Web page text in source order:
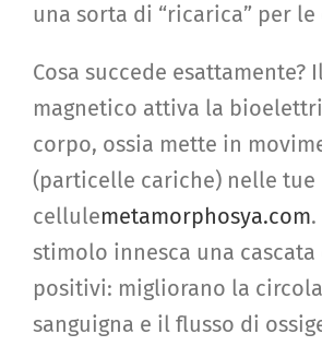
una sorta di “ricarica” per
Cosa succede esattamente?
magnetico attiva la
corpo, ossia mette in
(particelle cariche) nelle tue
cellulemetamorphosya.com
stimolo innesca una
positivi: migliorano la
sanguigna e il flusso di